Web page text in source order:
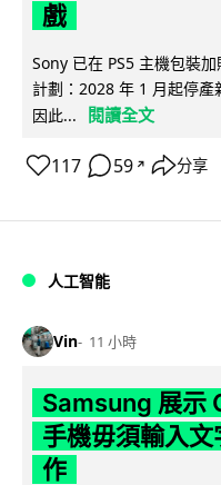
戲
Sony 已在 PS5 主機包裝
計劃：2028 年 1 月起停產
因此...
閱讀全文
117 59 ↗ 分享
人工智能
Vin 11 小時
Samsung 展示
手機毋須輸入
作